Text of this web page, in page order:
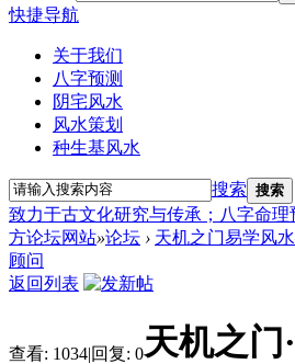
快捷导航
关于我们
八字预测
阴宅风水
风水策划
种生基风水
搜索 搜索
致力于古文化研究与传承；八字命
方论坛网站»论坛 › 天机之门易学风
顾问
返回列表
查看: 1034|回复: 0天机之门